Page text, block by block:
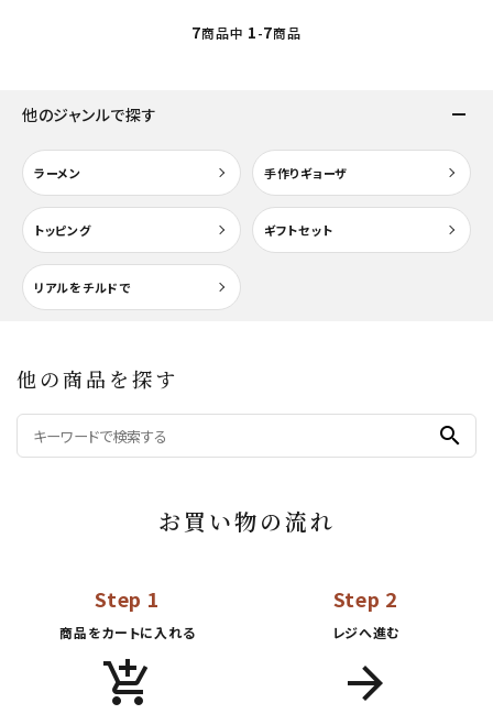
7商品中 1-7商品
他のジャンルで探す
ラーメン 手作りギョーザ
トッピング ギフトセット
リアルをチルドで
他の商品を探す
search
キーワード
カテゴリー
お買い物の流れ
Step 1
商品をカートに入れる
add_shopping_cart
Step 2
レジへ進む
arrow_forward